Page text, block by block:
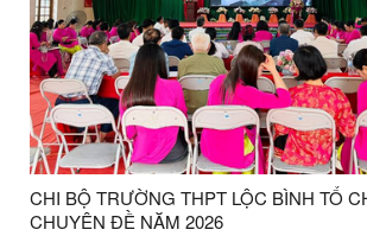
CHI BỘ TRƯỜNG THPT LỘC BÌNH TỔ
CHUYÊN ĐỀ NĂM 2026